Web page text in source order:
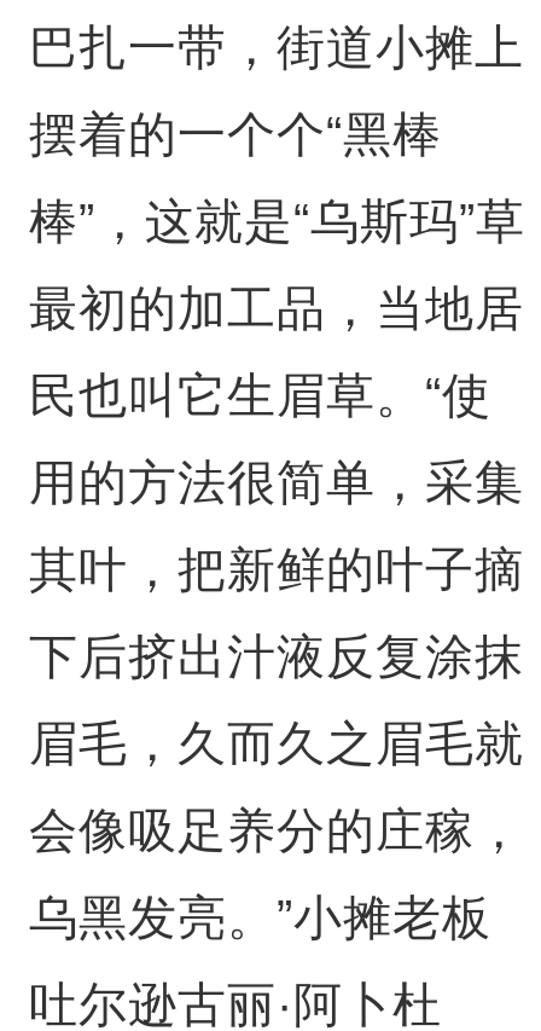
巴扎一带，街道小摊上
摆着的一个个“黑棒
棒”，这就是“乌斯玛”草
最初的加工品，当地居
民也叫它生眉草。“使
用的方法很简单，采集
其叶，把新鲜的叶子摘
下后挤出汁液反复涂抹
眉毛，久而久之眉毛就
会像吸足养分的庄稼，
乌黑发亮。”小摊老板
吐尔逊古丽·阿卜杜